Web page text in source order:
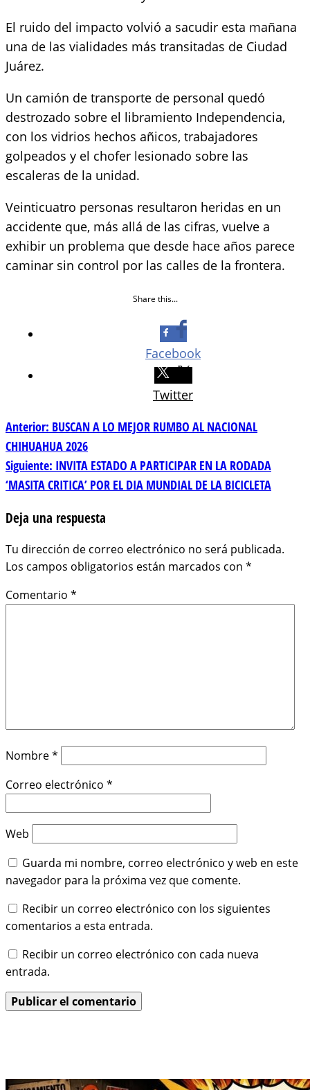
El ruido del impacto volvió a sacudir esta mañana
una de las vialidades más transitadas de Ciudad
Juárez.
Un camión de transporte de personal quedó
destrozado sobre el libramiento Independencia,
con los vidrios hechos añicos, trabajadores
golpeados y el chofer lesionado sobre las
escaleras de la unidad.
Veinticuatro personas resultaron heridas en un
accidente que, más allá de las cifras, vuelve a
exhibir un problema que desde hace años parece
caminar sin control por las calles de la frontera.
Share this...
Facebook
Twitter
Navegación
de
entradas
Anterior: BUSCAN A LO MEJOR RUMBO AL NACIONAL
CHIHUAHUA 2026
Siguiente: INVITA ESTADO A PARTICIPAR EN LA RODADA
‘MASITA CRITICA’ POR EL DIA MUNDIAL DE LA BICICLETA
Deja una respuesta
Tu dirección de correo electrónico no será publicada.
Los campos obligatorios están marcados con *
Comentario *
Nombre*
Correo electrónico *
Web
Guarda mi nombre, correo electrónico y web en este
navegador para la próxima vez que comente.
Recibir un correo electrónico con los siguientes
comentarios a esta entrada.
Recibir un correo electrónico con cada nueva
entrada.